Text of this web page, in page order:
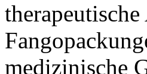
medizinische